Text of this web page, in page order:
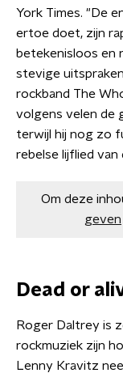
York Times. "De
ertoe doet, zijn
betekenisloos en
stevige
rockband The
volgens velen de
terwijl hij nog zo
rebelse lijflied
Om deze
geven
Dead or
Roger Daltrey is
rockmuziek zijn
Lenny Kravitz